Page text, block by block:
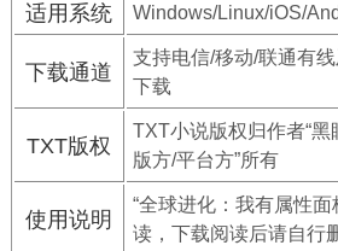
适用系统 Windows/Linux/iOS/
下载通道
支持电信/移动/联通有
下载
TXT版权
TXT小说版权归作者“黑
版方/平台方”所有
使用说明
“全球进化：我有属性面
读，下载阅读后请自行